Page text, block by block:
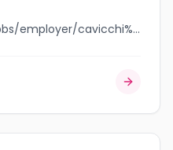
jobbank.gc.ca/browsejobs/employer/cavicchi%E2%80%99s+meats/ca